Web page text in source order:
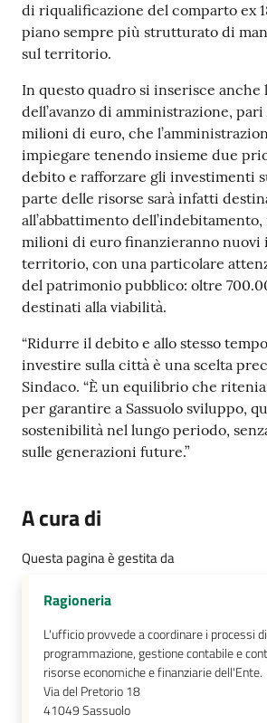
di riqualificazione del comparto ex
piano sempre più strutturato di
sul territorio.
In questo quadro si inserisce anche
dell’avanzo di amministrazione, pari
milioni di euro, che
impiegare tenendo insieme due
debito e rafforzare gli investimenti
parte delle risorse sarà infatti
all’abbattimento
milioni di euro finanzieranno nuovi
territorio, con una particolare
del patrimonio pubblico: oltre
destinati alla viabilità.
“Ridurre il debito e allo stesso
investire sulla città è una scelta
Sindaco. “È un equilibrio che
per garantire a Sassuolo sviluppo,
sostenibilità nel lungo periodo,
sulle generazioni future.”
A cura di
Questa pagina è gestita da
Ragioneria
L'ufficio provvede a coordinare i processi
programmazione, gestione contabile e
risorse economiche e finanziarie dell'Ente.
Via del Pretorio 18
41049Sassuolo